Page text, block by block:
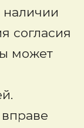
согласия
может